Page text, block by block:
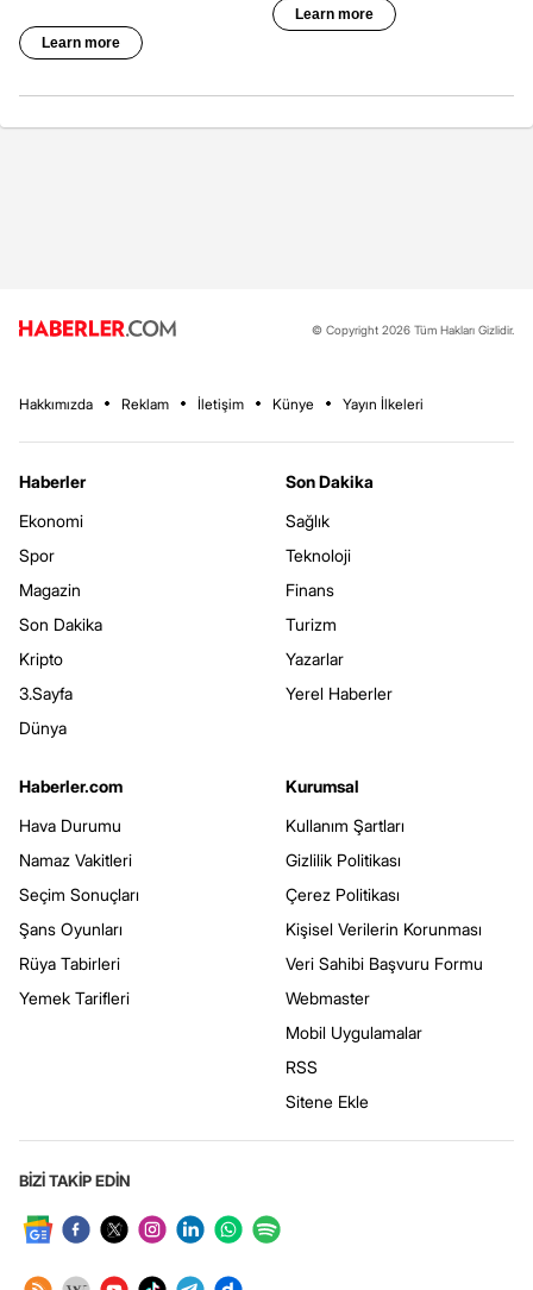
© Copyright 2026 Tüm Hakları Gizlidir.
Hakkımızda Reklam İletişim Künye Yayın İlkeleri
Haberler
Ekonomi
Spor
Magazin
Son Dakika
Kripto
3.Sayfa
Dünya
Son Dakika
Sağlık
Teknoloji
Finans
Turizm
Yazarlar
Yerel Haberler
Haberler.com
Hava Durumu
Namaz Vakitleri
Seçim Sonuçları
Şans Oyunları
Rüya Tabirleri
Yemek Tarifleri
Kurumsal
Kullanım Şartları
Gizlilik Politikası
Çerez Politikası
Kişisel Verilerin Korunması
Veri Sahibi Başvuru Formu
Webmaster
Mobil Uygulamalar
RSS
Sitene Ekle
BİZİ TAKİP EDİN